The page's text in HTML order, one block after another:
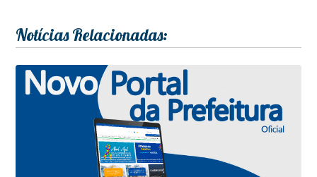
Notícias Relacionadas: